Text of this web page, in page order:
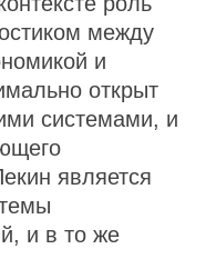
между
и
открыт
системами, и
является
и в то же